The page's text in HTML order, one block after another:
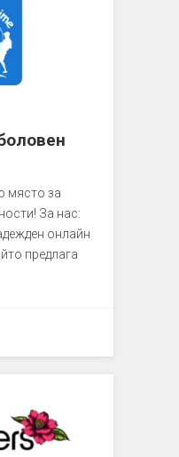
място за
За нас:
онлайн
предлага